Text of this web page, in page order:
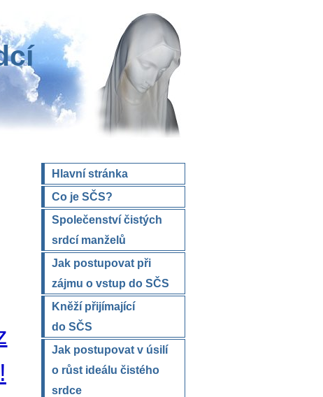
Hlavní stránka
Co je SČS?
Společenství čistých
srdcí manželů
Jak postupovat při
zájmu o vstup do SČS
Kněží přijímající
do SČS
Jak postupovat v úsilí
o růst ideálu čistého
srdce